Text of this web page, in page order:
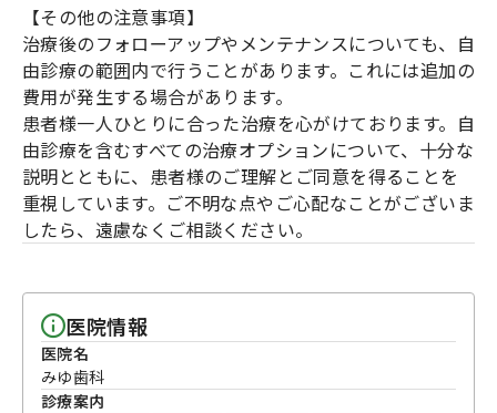
【その他の注意事項】
治療後のフォローアップやメンテナンスについても、自
由診療の範囲内で行うことがあります。これには追加の
費用が発生する場合があります。
患者様一人ひとりに合った治療を心がけております。自
由診療を含むすべての治療オプションについて、十分な
説明とともに、患者様のご理解とご同意を得ることを
重視しています。ご不明な点やご心配なことがございま
したら、遠慮なくご相談ください。
医院情報
医院名
みゆ歯科
診療案内